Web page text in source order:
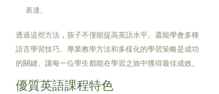
表達。
透過這些方法，孩子不僅能提高英語水平。還能學會多種
語言學習技巧。專業教學方法和多樣化的學習策略是成功
的關鍵。讓每一位學生都能在學習之旅中獲得最佳成效。
優質英語課程特色